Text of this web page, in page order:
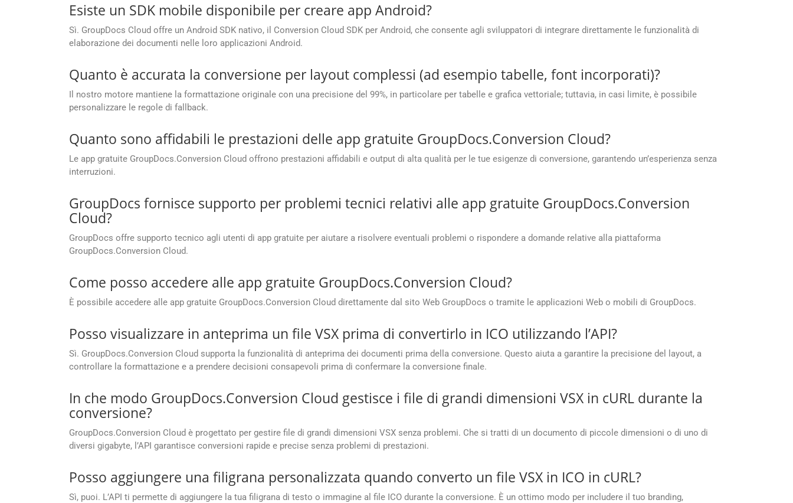
Esiste un SDK mobile disponibile per creare app Android?
Sì. GroupDocs Cloud offre un Android SDK nativo, il Conversion Cloud SDK per Android, che consente agli sviluppatori di integrare direttamente le funzionalità di
elaborazione dei documenti nelle loro applicazioni Android.
Quanto è accurata la conversione per layout complessi (ad esempio tabelle, font incorporati)?
Il nostro motore mantiene la formattazione originale con una precisione del 99%, in particolare per tabelle e grafica vettoriale; tuttavia, in casi limite, è possibile
personalizzare le regole di fallback.
Quanto sono affidabili le prestazioni delle app gratuite GroupDocs.Conversion Cloud?
Le app gratuite GroupDocs.Conversion Cloud offrono prestazioni affidabili e output di alta qualità per le tue esigenze di conversione, garantendo un’esperienza senza
interruzioni.
GroupDocs fornisce supporto per problemi tecnici relativi alle app gratuite GroupDocs.Conversion
Cloud?
GroupDocs offre supporto tecnico agli utenti di app gratuite per aiutare a risolvere eventuali problemi o rispondere a domande relative alla piattaforma
GroupDocs.Conversion Cloud.
Come posso accedere alle app gratuite GroupDocs.Conversion Cloud?
È possibile accedere alle app gratuite GroupDocs.Conversion Cloud direttamente dal sito Web GroupDocs o tramite le applicazioni Web o mobili di GroupDocs.
Posso visualizzare in anteprima un file VSX prima di convertirlo in ICO utilizzando l’API?
Sì. GroupDocs.Conversion Cloud supporta la funzionalità di anteprima dei documenti prima della conversione. Questo aiuta a garantire la precisione del layout, a
controllare la formattazione e a prendere decisioni consapevoli prima di confermare la conversione finale.
In che modo GroupDocs.Conversion Cloud gestisce i file di grandi dimensioni VSX in cURL durante la
conversione?
GroupDocs.Conversion Cloud è progettato per gestire file di grandi dimensioni VSX senza problemi. Che si tratti di un documento di piccole dimensioni o di uno di
diversi gigabyte, l’API garantisce conversioni rapide e precise senza problemi di prestazioni.
Posso aggiungere una filigrana personalizzata quando converto un file VSX in ICO in cURL?
Sì, puoi. L’API ti permette di aggiungere la tua filigrana di testo o immagine al file ICO durante la conversione. È un ottimo modo per includere il tuo branding,